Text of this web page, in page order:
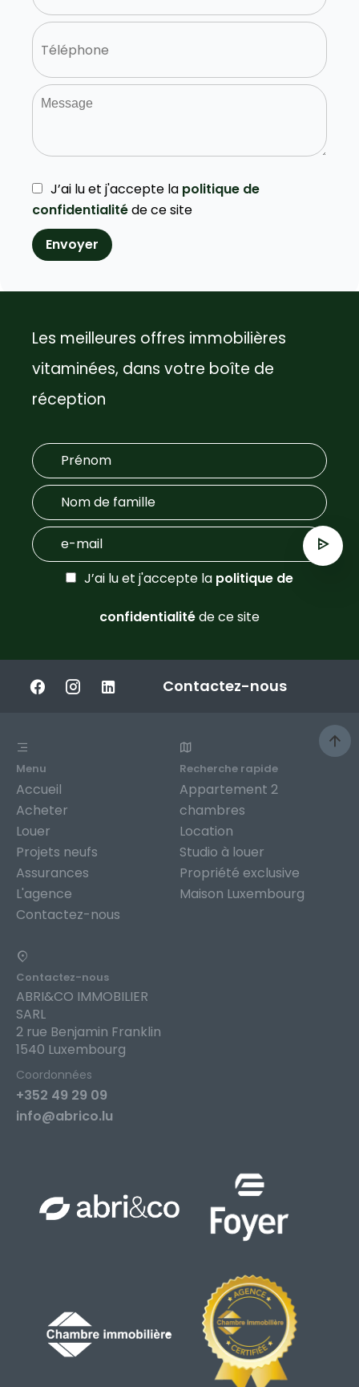
J’ai lu et j'accepte la politique de
confidentialitéde ce site
Envoyer
Les meilleures offres immobilières
vitaminées, dans votre boîte de
réception
J’ai lu et j'accepte la politique de
confidentialitéde ce site
Contactez-nous
Menu
Accueil
Acheter
Louer
Projets neufs
Assurances
L'agence
Contactez-nous
Recherche rapide
Appartement 2
chambres
Location
Studio à louer
Propriété exclusive
Maison Luxembourg
Contactez-nous
ABRI&CO IMMOBILIER
SARL
2 rue Benjamin Franklin
1540 Luxembourg
Coordonnées
+352 49 29 09
info@abrico.lu